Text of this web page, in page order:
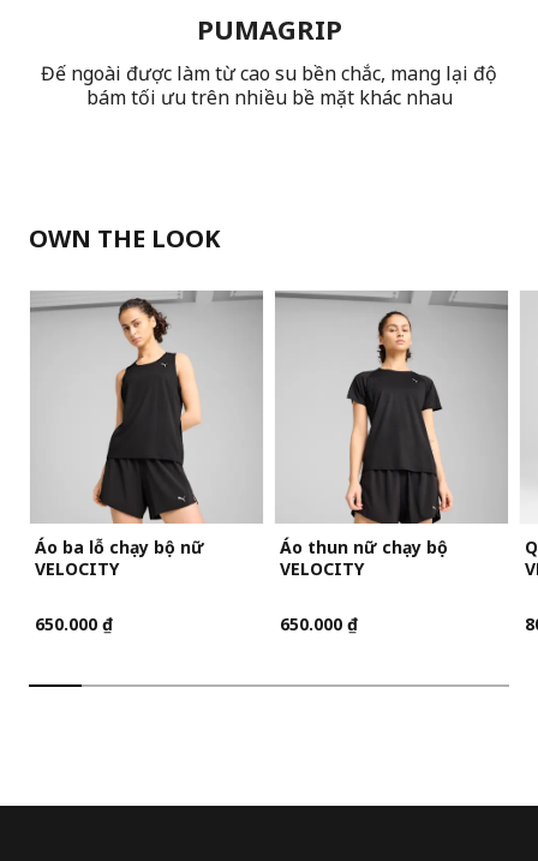
PUMAGRIP
Đế ngoài được làm từ cao su bền chắc, mang lại độ
bám tối ưu trên nhiều bề mặt khác nhau
OWN THE LOOK
Áo ba lỗ chạy bộ nữ
VELOCITY
650.000 ₫
Áo thun nữ chạy bộ
VELOCITY
650.000 ₫